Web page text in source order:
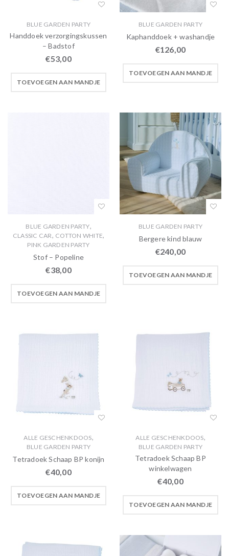
BLUE GARDEN PARTY
Handdoek verzorgingskussen
– Badstof
€53,00
TOEVOEGEN AAN MANDJE
BLUE GARDEN PARTY
Kaphanddoek + washandje
€126,00
TOEVOEGEN AAN MANDJE
BLUE GARDEN PARTY,
CLASSIC CAR, COTTON WHITE,
PINK GARDEN PARTY
Stof – Popeline
€38,00
TOEVOEGEN AAN MANDJE
BLUE GARDEN PARTY
Bergere kind blauw
€240,00
TOEVOEGEN AAN MANDJE
ALLE GESCHENKDOOS,
BLUE GARDEN PARTY
Tetradoek Schaap BP konijn
€40,00
TOEVOEGEN AAN MANDJE
ALLE GESCHENKDOOS,
BLUE GARDEN PARTY
Tetradoek Schaap BP
winkelwagen
€40,00
TOEVOEGEN AAN MANDJE